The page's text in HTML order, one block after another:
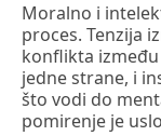
Moralno i
proces. Tenzija
konflikta
jedne strane, i
što vodi do
pomirenje je